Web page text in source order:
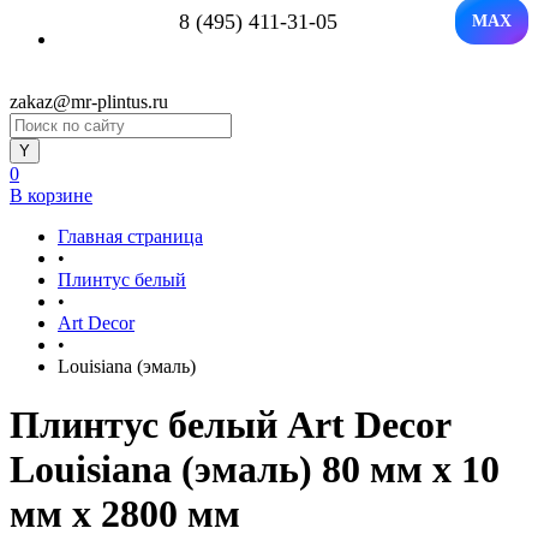
8 (495) 411-31-05 MAX
zakaz@mr-plintus.ru
0
В корзине
Главная страница
•
Плинтус белый
•
Art Decor
•
Louisiana (эмаль)
Плинтус белый Art Decor
Louisiana (эмаль) 80 мм х 10
мм х 2800 мм